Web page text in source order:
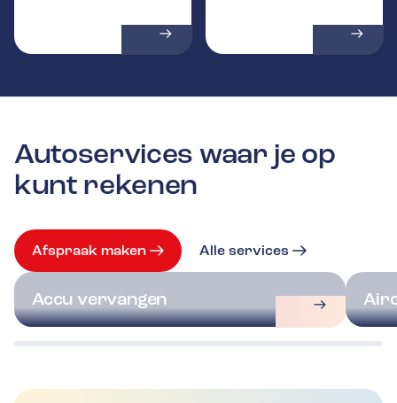
Autoservices waar je op
kunt rekenen
Afspraak maken Alle services
Accu vervangen